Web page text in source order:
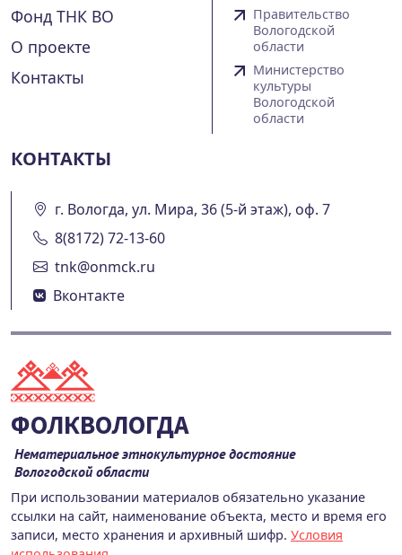
Фонд ТНК ВО
О проекте
Контакты
Правительство
Вологодской
области
Министерство
культуры
Вологодской
области
КОНТАКТЫ
г. Вологда, ул. Мира, 36 (5-й этаж), оф. 7
8(8172) 72-13-60
tnk@onmck.ru
Вконтакте
ФОЛКВОЛОГДА
Нематериальное этнокультурное достояние
Вологодской области
При использовании материалов обязательно указание
ссылки на сайт, наименование объекта, место и время его
записи, место хранения и архивный шифр. Условия